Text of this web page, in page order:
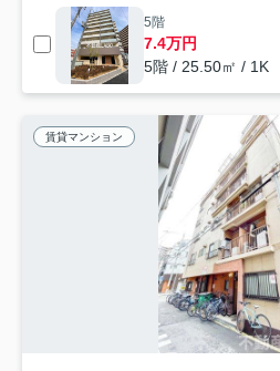
5階
7.4万円
5階 / 25.50㎡ / 1K
賃貸マンション